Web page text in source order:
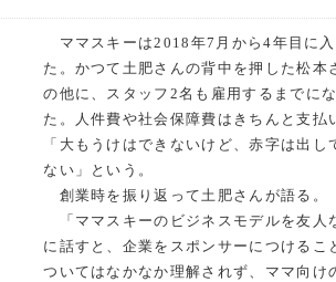
ママスキーは2018年7月から4年目に入
た。かつて土肥さんの背中を押した松本
の他に、スタッフ2名も雇用するまでに
た。人件費や社会保障費はきちんと支払
「大もうけはできないけど、赤字は出し
ない」という。
創業時を振り返って土肥さんが語る。
「ママスキーのビジネスモデルを友人
に話すと、企業をスポンサーにつけるこ
ついてはなかなか理解されず、ママ向け